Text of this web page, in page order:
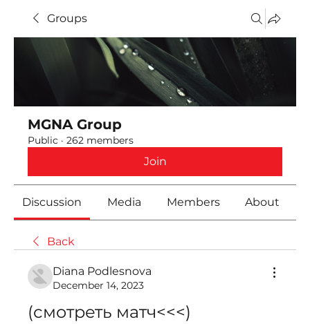
Groups
MGNA Group
Public · 262 members
Join
Discussion Media Members About
Back
Diana Podlesnova
December 14, 2023
(смотреть матч<<<)